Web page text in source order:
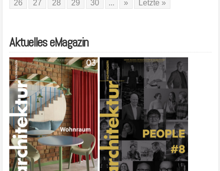
26 27 28 29 30 ... » Letzte »
Aktuelles eMagazin